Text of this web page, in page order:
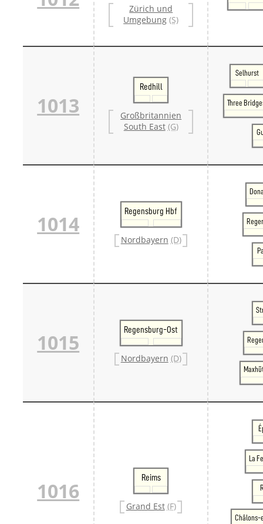
Zürich und
Umgebung (S)
1013
Redhill
Großbritannien
South East (G)
Selhurst
Three
1014
Regensburg Hbf
Nordbayern (D)
1015
Regensburg-Ost
Nordbayern (D)
1016
Reims
Grand Est (F)
La
Châlons-